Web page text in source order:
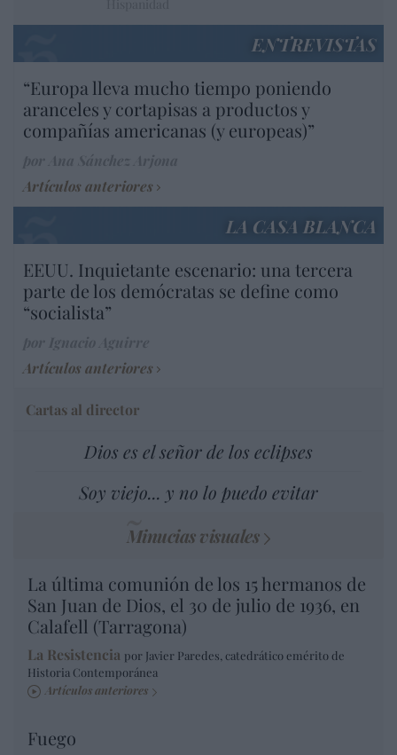
ENTREVISTAS
“Europa lleva mucho tiempo poniendo
aranceles y cortapisas a productos y
compañías americanas (y europeas)”
Artículos anteriores
LA CASA BLANCA
EEUU. Inquietante escenario: una tercera
parte de los demócratas se define como
“socialista”
Artículos anteriores
Cartas al director
Dios es el señor de los eclipses
Soy viejo... y no lo puedo evitar
Minucias visuales
La última comunión de los 15 hermanos de
San Juan de Dios, el 30 de julio de 1936, en
Calafell (Tarragona)
La Resistencia por Javier Paredes, catedrático emérito de
Historia Contemporánea
Artículos anteriores
Fuego